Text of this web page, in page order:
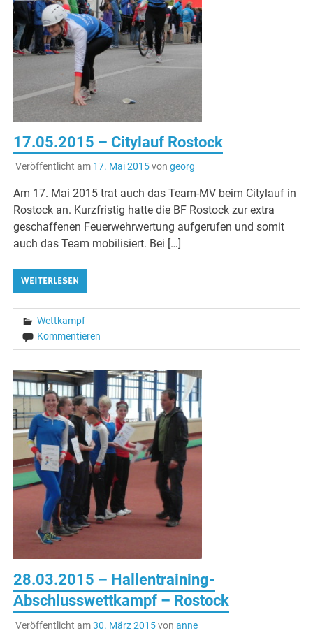
17.05.2015 – Citylauf Rostock
Veröffentlicht am 17. Mai 2015von georg
Am 17. Mai 2015 trat auch das Team-MV beim Citylauf in
Rostock an. Kurzfristig hatte die BF Rostock zur extra
geschaffenen Feuerwehrwertung aufgerufen und somit
auch das Team mobilisiert. Bei […]
WEITERLESEN
Wettkampf
Kommentieren
28.03.2015 – Hallentraining-
Abschlusswettkampf – Rostock
Veröffentlicht am30. März 2015von anne